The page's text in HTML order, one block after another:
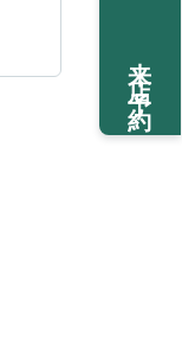
来店予約